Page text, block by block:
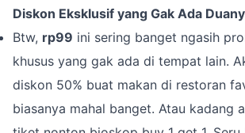
Diskon Eksklusif yang Gak Ada
Btw, rp99 ini sering banget ngasih
khusus yang gak ada di tempat lain.
diskon 50% buat makan di restoran
biasanya mahal banget. Atau kadang